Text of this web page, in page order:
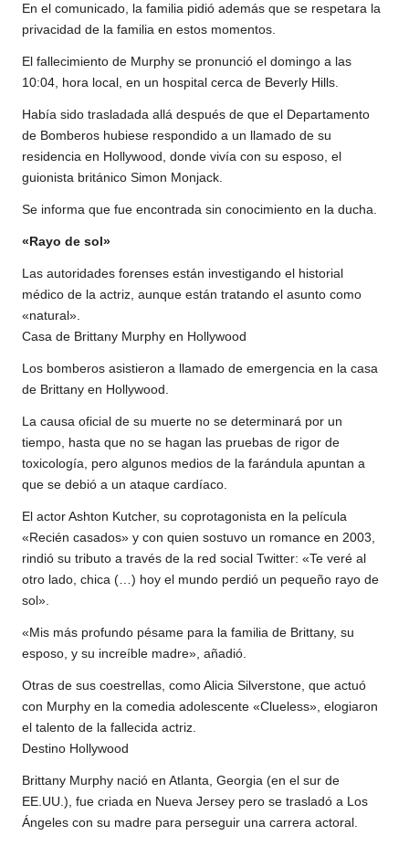
En el comunicado, la familia pidió además que se respetara la
privacidad de la familia en estos momentos.
El fallecimiento de Murphy se pronunció el domingo a las
10:04, hora local, en un hospital cerca de Beverly Hills.
Había sido trasladada allá después de que el Departamento
de Bomberos hubiese respondido a un llamado de su
residencia en Hollywood, donde vivía con su esposo, el
guionista británico Simon Monjack.
Se informa que fue encontrada sin conocimiento en la ducha.
«Rayo de sol»
Las autoridades forenses están investigando el historial
médico de la actriz, aunque están tratando el asunto como
«natural».
Casa de Brittany Murphy en Hollywood
Los bomberos asistieron a llamado de emergencia en la casa
de Brittany en Hollywood.
La causa oficial de su muerte no se determinará por un
tiempo, hasta que no se hagan las pruebas de rigor de
toxicología, pero algunos medios de la farándula apuntan a
que se debió a un ataque cardíaco.
El actor Ashton Kutcher, su coprotagonista en la película
«Recién casados» y con quien sostuvo un romance en 2003,
rindió su tributo a través de la red social Twitter: «Te veré al
otro lado, chica (…) hoy el mundo perdió un pequeño rayo de
sol».
«Mis más profundo pésame para la familia de Brittany, su
esposo, y su increíble madre», añadió.
Otras de sus coestrellas, como Alicia Silverstone, que actuó
con Murphy en la comedia adolescente «Clueless», elogiaron
el talento de la fallecida actriz.
Destino Hollywood
Brittany Murphy nació en Atlanta, Georgia (en el sur de
EE.UU.), fue criada en Nueva Jersey pero se trasladó a Los
Ángeles con su madre para perseguir una carrera actoral.